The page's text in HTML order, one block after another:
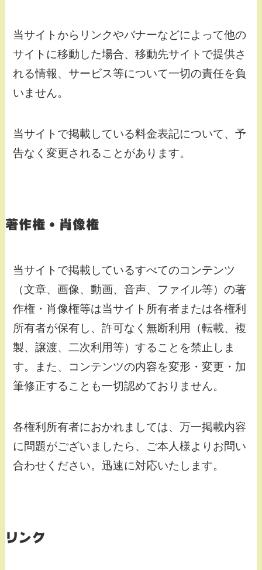
当サイトからリンクやバナーなどによって他の
サイトに移動した場合、移動先サイトで提供さ
れる情報、サービス等について一切の責任を負
いません。
当サイトで掲載している料金表記について、予
告なく変更されることがあります。
著作権・肖像権
当サイトで掲載しているすべてのコンテンツ
（文章、画像、動画、音声、ファイル等）の著
作権・肖像権等は当サイト所有者または各権利
所有者が保有し、許可なく無断利用（転載、複
製、譲渡、二次利用等）することを禁止しま
す。また、コンテンツの内容を変形・変更・加
筆修正することも一切認めておりません。
各権利所有者におかれましては、万一掲載内容
に問題がございましたら、ご本人様よりお問い
合わせください。迅速に対応いたします。
リンク